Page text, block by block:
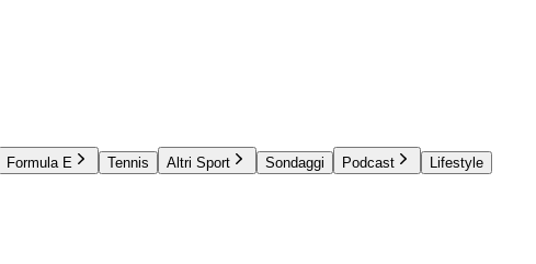
Formula E Tennis Altri Sport Sondaggi Podcast
Lifestyle